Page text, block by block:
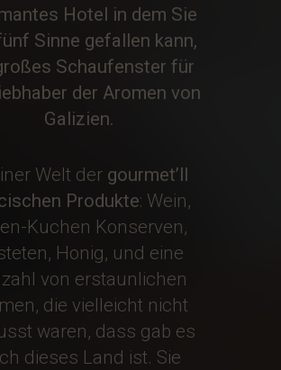
Hotel in dem Sie
Sinne gefallen kann,
Schaufenster für
der Aromen von
Galizien.
Welt der gourmet’ll
Produkte: Wein,
Kuchen Konserven,
Honig, und eine
von erstaunlichen
die vielleicht nicht
waren, dass gab es
dieses Land ist. Sie